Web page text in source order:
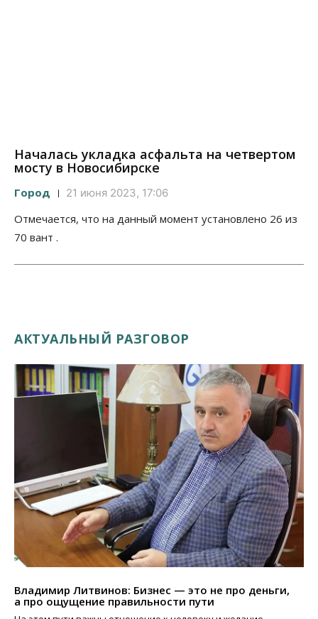
Началась укладка асфальта на четвертом
мосту в Новосибирске
Город 21 июня 2023, 17:06
Отмечается, что на данный момент установлено 26 из
70 вант .
АКТУАЛЬНЫЙ РАЗГОВОР
Владимир Литвинов: Бизнес — это не про деньги,
а про ощущение правильности пути